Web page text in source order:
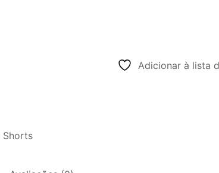
Adicionar à lista
Shorts